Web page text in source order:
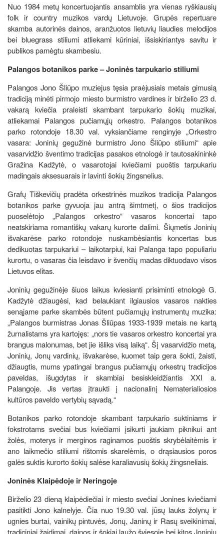
Nuo 1984 metų koncertuojantis ansamblis yra vienas ryškiausių
folk ir country muzikos vardų Lietuvoje. Grupės repertuare
skamba autorinės dainos, aranžuotos lietuvių liaudies melodijos
bei bluegrass stiliumi atliekami kūriniai, išsiskiriantys savitu ir
publikos pamėgtu skambesiu.
Palangos botanikos parke – Joninės tarpukario stiliumi
Palangos Jono Šliūpo muziejus tęsia praėjusiais metais gimusią
tradiciją minėti pirmojo miesto burmistro vardines ir birželio 23 d.
vakarą kviečia praleisti skambant tarpukario šokių muzikai,
atliekamai Palangos pučiamųjų orkestro. Palangos botanikos
parko rotondoje 18.30 val. vyksiančiame renginyje „Orkestro
vasara: Joninių gegužinė burmistro Jono Šliūpo stiliumi“ apie
vasarvidžio šventimo tradicijas pasakos etnologė ir tautosakininkė
Gražina Kadžytė, o vasarotojai kviečiami puoštis tarpukariu
madingais aksesuarais ir lavinti šokių žingsnelius.
Grafų Tiškevičių pradėta orkestrinės muzikos tradicija Palangos
botanikos parke gyvuoja jau antrą šimtmetį, o šios tradicijos
puoselėtojo „Palangos orkestro“ vasaros koncertai tapo
neatskiriama romantiškų vakarų kurorte dalimi. Šiųmetis Joninių
išvakarėse parko rotondoje nuskambėsiantis koncertas bus
dedikuotas tarpukariui – laikotarpiui, kai Palanga tapo populiariu
kurortu, o vasaras čia leisdavo ir švenčių madas diktuodavo visos
Lietuvos elitas.
Joninių gegužinėje šiuos laikus kviesianti prisiminti etnologė G.
Kadžytė džiaugėsi, kad belaukiant ilgiausios vasaros nakties
senąjame parke skambės būtent pučiamųjų instrumentų muzika:
„Palangos burmistras Jonas Šliūpas 1933-1939 metais ne kartą
žurnalistams yra kartojęs: „nors tie vasaros orkestro koncertai yra
brangus malonumas, bet jie išliks visą laiką“. Šį vasarvidžio metą,
Joninių, Jonų vardinių, išvakarėse, kuomet taip gera šokti, žaisti,
džiaugtis, mums ypatingai brangus pučiamųjų orkestrų tradicijos
paveldas, išugdytas ir skambiai besiskleidžiantis XXI a.
Palangoje. Jis vertas įtraukti į nacionalinį Nematerialiosios
kultūros paveldo vertybių sąvadą.“
Botanikos parko rotondoje skambant tarpukario suktiniams ir
fokstrotams svečiai bus kviečiami įsikurti jaukiam piknikui ant
žolės, moterys ir merginos raginamos puoštis skrybėlaitėmis ir
ano laikmečio stiliumi rištomis skarelėmis, o drąsiausios poros
galės suktis kurorto šokių salėse karaliavusių šokių žingsneliais.
Joninės Klaipėdoje ir Neringoje
Birželio 23 dieną klaipėdiečiai ir miesto svečiai Jonines kviečiami
pasitikti Jono kalnelyje. Čia nuo 19.30 val. jūsų lauks žolynų ir
ugnies burtai, vainikų pintuvės, Jonų, Janinų ir Rasų sveikinimai,
tradiciniai žaidimai, dainos ir šokiai laužo šviesoje bei kitos Joninių